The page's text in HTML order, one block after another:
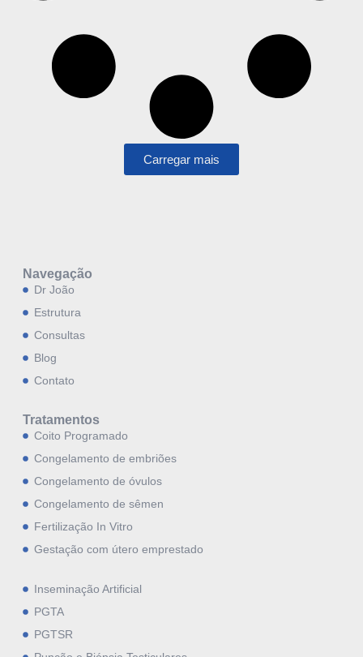
Carregar mais
Navegação
Dr João
Estrutura
Consultas
Blog
Contato
Tratamentos
Coito Programado
Congelamento de embriões
Congelamento de óvulos
Congelamento de sêmen
Fertilização In Vitro
Gestação com útero emprestado
Inseminação Artificial
PGTA
PGTSR